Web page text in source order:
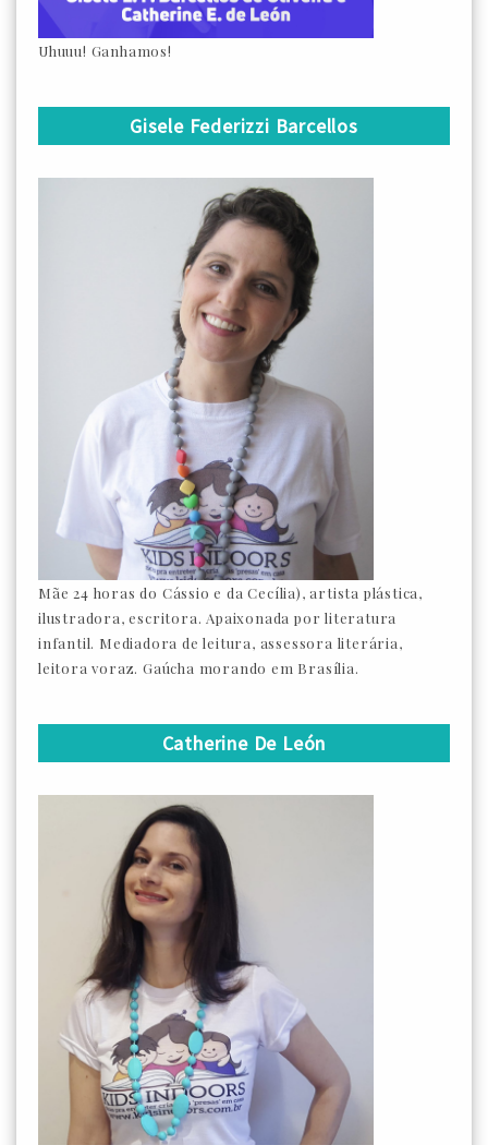
Uhuuu! Ganhamos!
Gisele Federizzi Barcellos
Mãe 24 horas do Cássio e da Cecília), artista plástica,
ilustradora, escritora. Apaixonada por literatura
infantil. Mediadora de leitura, assessora literária,
leitora voraz. Gaúcha morando em Brasília.
Catherine De León